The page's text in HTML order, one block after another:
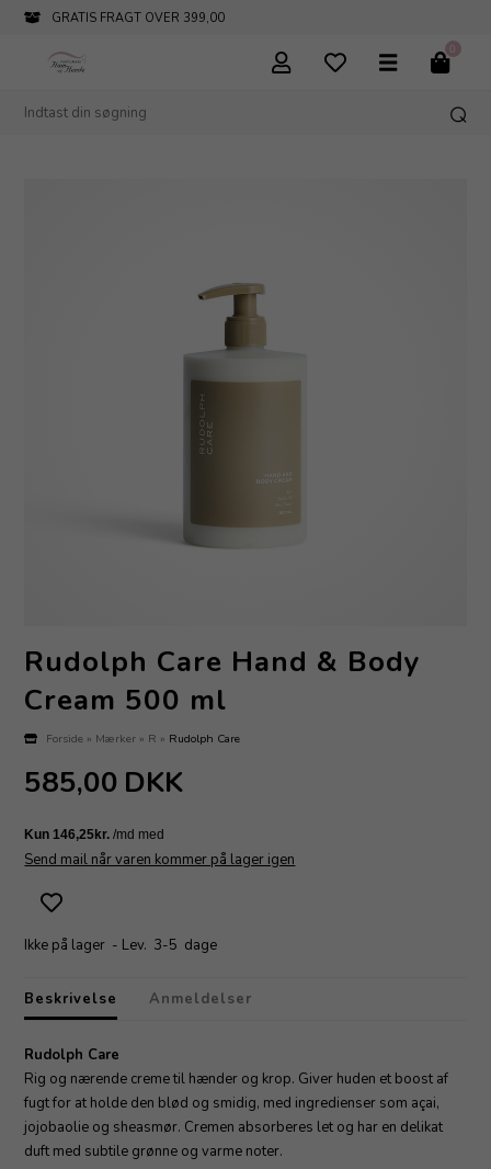
GRATIS FRAGT OVER 399,00
0
Rudolph Care Hand & Body
Cream 500 ml
Forside » Mærker » R » Rudolph Care
585,00 DKK
Send mail når varen kommer på lager igen
Ikke på lager - Lev. 3-5 dage
Beskrivelse Anmeldelser
Rudolph Care
Rig og nærende creme til hænder og krop. Giver huden et boost af
fugt for at holde den blød og smidig, med ingredienser som açai,
jojobaolie og sheasmør. Cremen absorberes let og har en delikat
duft med subtile grønne og varme noter.